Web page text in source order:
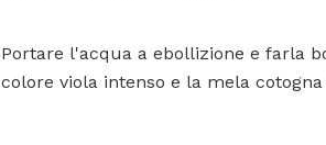
Portare l'acqua a ebollizione e farla
colore viola intenso e la mela